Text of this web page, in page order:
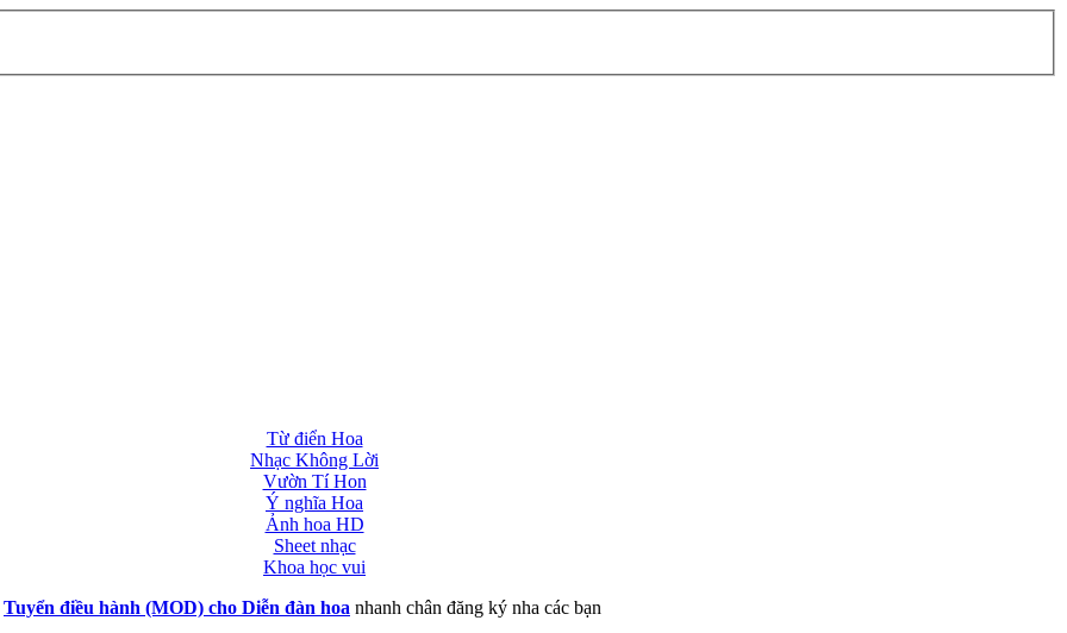
Từ điển Hoa
Nhạc Không Lời
Vườn Tí Hon
Ý nghĩa Hoa
Ảnh hoa HD
Sheet nhạc
Khoa học vui
Tuyển điều hành (MOD) cho Diễn đàn hoa nhanh chân đăng ký nha các bạn